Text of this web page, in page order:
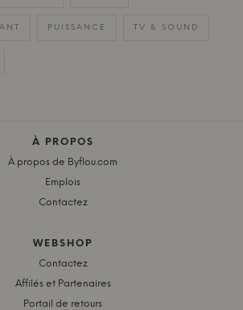
PUISSANCE TV & SOUND
À PROPOS
À propos de Byflou.com
Emplois
Contactez
WEBSHOP
Contactez
Affilés et Partenaires
Portail de retours